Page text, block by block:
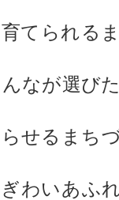
てられる
なが選び
せるまち
わいあふ